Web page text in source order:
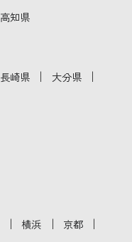
高知県
長崎県 ｜ 大分県 ｜
｜ 横浜 ｜ 京都 ｜